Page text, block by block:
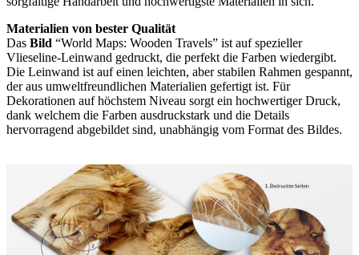
Materialien von bester Qualität
Das Bild “World Maps: Wooden Travels” ist auf spezieller
Vlieseline-Leinwand gedruckt, die perfekt die Farben wiedergibt.
Die Leinwand ist auf einen leichten, aber stabilen Rahmen gespannt,
der aus umweltfreundlichen Materialien gefertigt ist. Für
Dekorationen auf höchstem Niveau sorgt ein hochwertiger Druck,
dank welchem die Farben ausdruckstark und die Details
hervorragend abgebildet sind, unabhängig vom Format des Bildes.